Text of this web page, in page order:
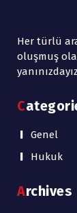
Her türlü
oluşmuş
Genel
Hukuk
Archives